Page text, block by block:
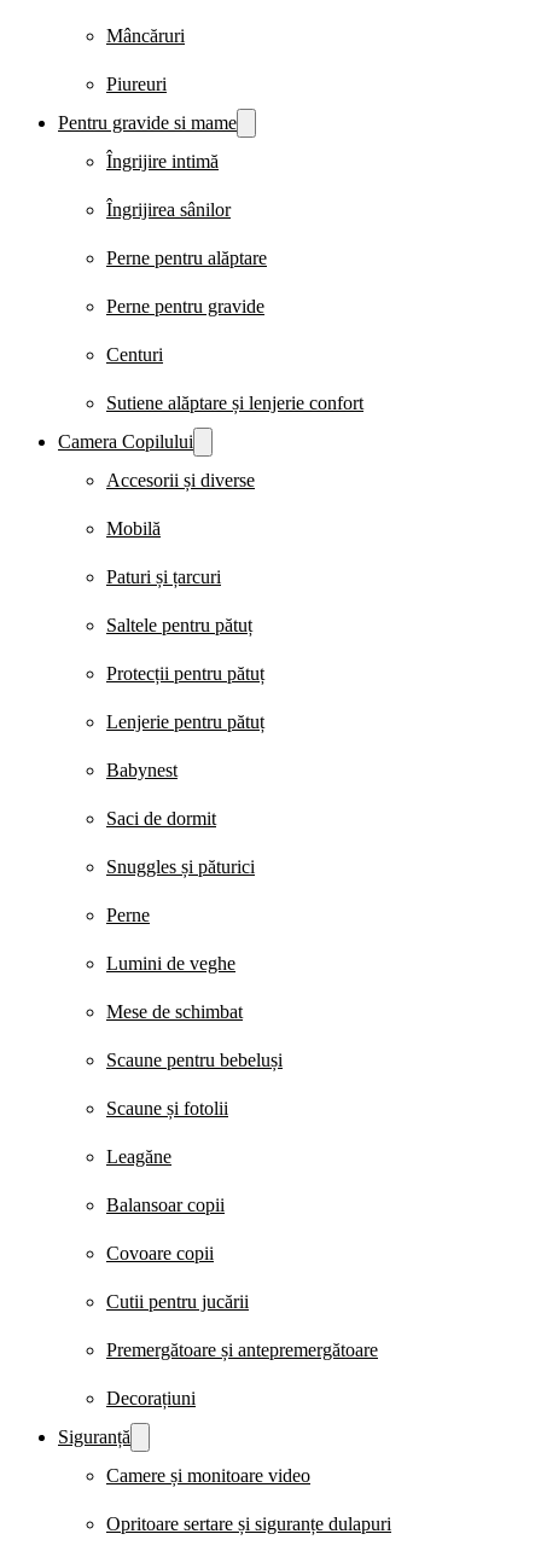
Mâncăruri
Piureuri
Pentru gravide si mame
Îngrijire intimă
Îngrijirea sânilor
Perne pentru alăptare
Perne pentru gravide
Centuri
Sutiene alăptare și lenjerie confort
Camera Copilului
Accesorii și diverse
Mobilă
Paturi și țarcuri
Saltele pentru pătuț
Protecții pentru pătuț
Lenjerie pentru pătuț
Babynest
Saci de dormit
Snuggles și păturici
Perne
Lumini de veghe
Mese de schimbat
Scaune pentru bebeluși
Scaune și fotolii
Leagăne
Balansoar copii
Covoare copii
Cutii pentru jucării
Premergătoare și antepremergătoare
Decorațiuni
Siguranță
Camere și monitoare video
Opritoare sertare și siguranțe dulapuri